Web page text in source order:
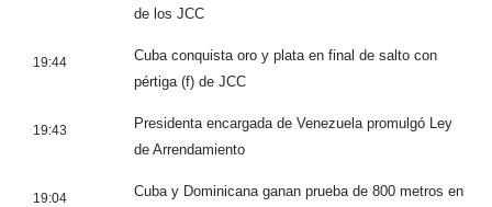
de los JCC
19:44
Cuba conquista oro y plata en final de salto con
pértiga (f) de JCC
19:43
Presidenta encargada de Venezuela promulgó Ley
de Arrendamiento
19:04
Cuba y Dominicana ganan prueba de 800 metros en